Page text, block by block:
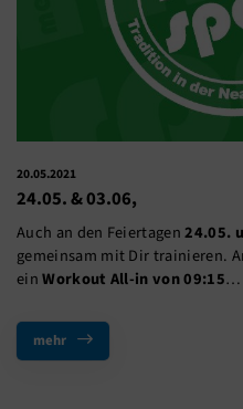
20.05.2021
24.05. & 03.06,
Auch an den Feiertagen24.05.
gemeinsam mit Dir trainieren.
einWorkout All-in von 09:15…
mehr